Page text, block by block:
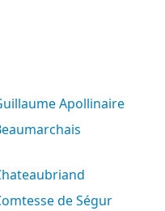
Guillaume Apollinaire
Beaumarchais
Chateaubriand
Comtesse de Ségur